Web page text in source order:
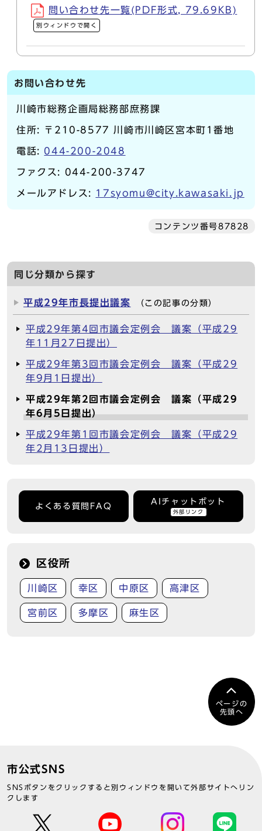
問い合わせ先一覧(PDF形式, 79.69KB)
別ウィンドウで開く
お問い合わせ先
川崎市総務企画局総務部庶務課
住所: 〒210-8577 川崎市川崎区宮本町1番地
電話: 044-200-2048
ファクス: 044-200-3747
メールアドレス: 17syomu@city.kawasaki.jp
コンテンツ番号87828
同じ分類から探す
平成29年市長提出議案 （この記事の分類）
平成29年第4回市議会定例会 議案（平成29
年11月27日提出）
平成29年第3回市議会定例会 議案（平成29
年9月1日提出）
平成29年第2回市議会定例会 議案（平成29
年6月5日提出）
平成29年第1回市議会定例会 議案（平成29
年2月13日提出）
よくある質問FAQ
AIチャットボット
外部リンク
区役所
川崎区 幸区 中原区 高津区
宮前区 多摩区 麻生区
ページの
先頭へ
市公式SNS
SNSボタンをクリックすると別ウィンドウを開いて外部サイトへリン
クします